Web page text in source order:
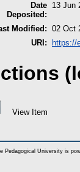
Date
Deposited:
13 Jun
Modified: 02 Oct
URI:
https://
View Item
Pedagogical University is